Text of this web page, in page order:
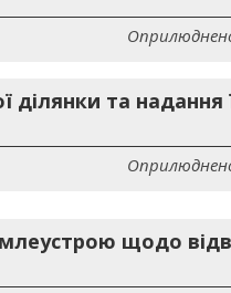
та надання
щодо